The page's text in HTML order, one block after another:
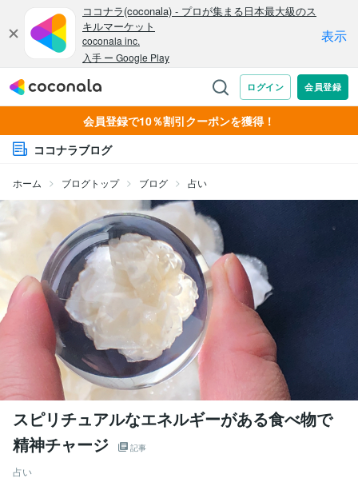
会員登録で10％割引クーポンを獲得！
ココナラブログ
ホーム ブログトップ ブログ 占い
スピリチュアルなエネルギーがある食べ物で
精神チャージ
記事
占い